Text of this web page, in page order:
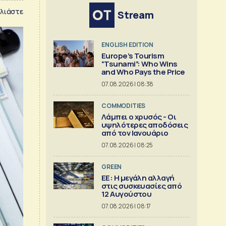
Stream
ENGLISH EDITION
Europe’s Tourism
“Tsunami”: Who Wins
and Who Pays the Price
07.08.2026 | 08:38
COMMODITIES
Λάμπει ο χρυσός - Οι
υψηλότερες αποδόσεις
από τον Ιανουάριο
07.08.2026 | 08:25
GREEN
ΕΕ: Η μεγάλη αλλαγή
στις συσκευασίες από
12 Αυγούστου
07.08.2026 | 08:17